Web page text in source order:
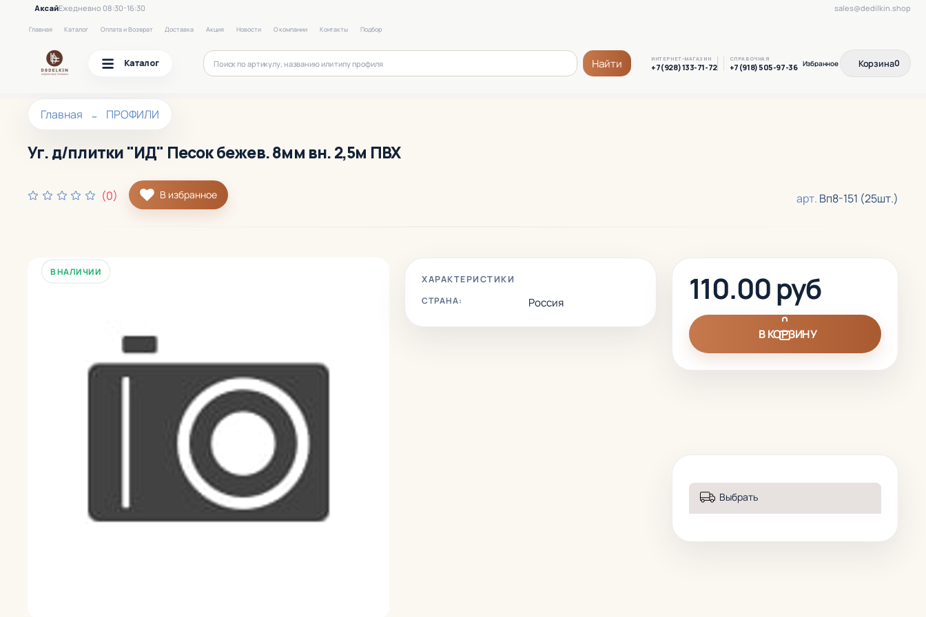
АксайЕжедневно 08:30-16:30
Главная Каталог Оплата и Возврат Доставка Акция Новости О компании Контакты Подбор
sales@dedilkin.shop
Каталог Найти ИНТЕРНЕТ-МАГАЗИН
+7(928) 133-71-72
СПРАВОЧНАЯ
+7(918) 505-97-36 Корзина0
Главная ПРОФИЛИ
Уг. д/плитки "ИД" Песок бежев. 8мм вн. 2,5м ПВХ
(0) В избранное арт. Вп8-151 (25шт.)
В НАЛИЧИИ
ХАРАКТЕРИСТИКИ
СТРАНА:
Россия 110.00 руб
В КОРЗИНУ
Выбрать